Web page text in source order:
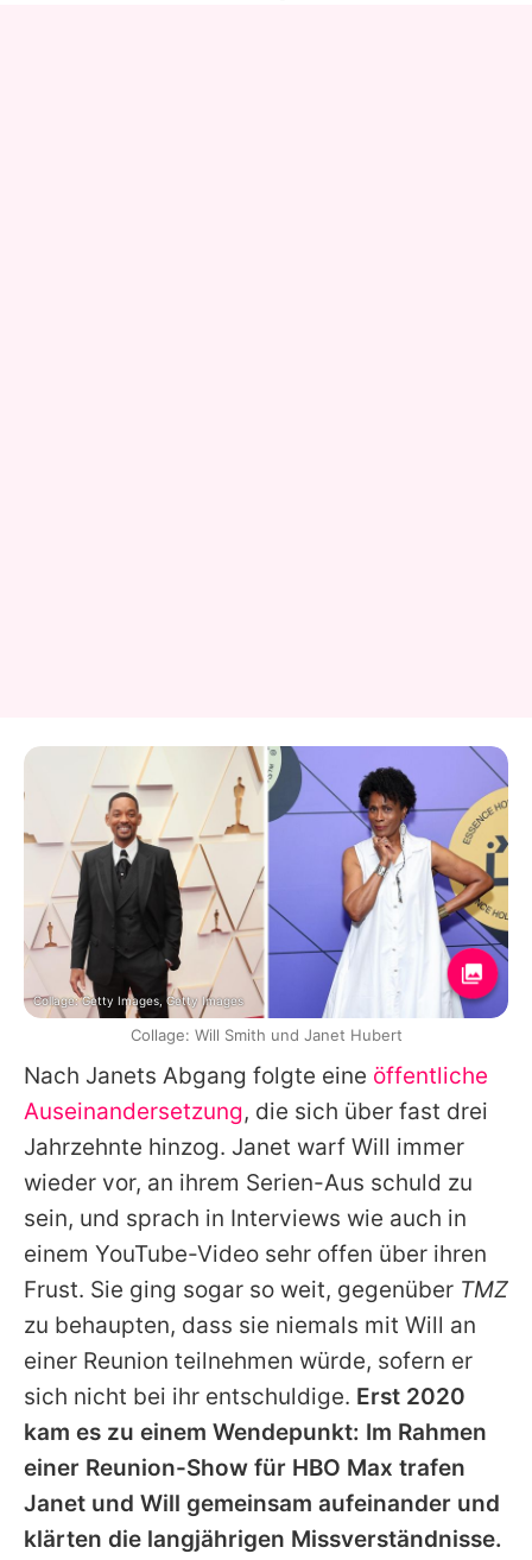
Nach Janets Abgang folgte eine öffentliche
Auseinandersetzung, die sich über fast drei
Jahrzehnte hinzog. Janet warf Will immer
wieder vor, an ihrem Serien-Aus schuld zu
sein, und sprach in Interviews wie auch in
einem YouTube-Video sehr offen über ihren
Frust. Sie ging sogar so weit, gegenüber TMZ
zu behaupten, dass sie niemals mit Will an
einer Reunion teilnehmen würde, sofern er
sich nicht bei ihr entschuldige. Erst 2020
kam es zu einem Wendepunkt: Im Rahmen
einer Reunion-Show für HBO Max trafen
Janet und Will gemeinsam aufeinander und
klärten die langjährigen Missverständnisse.
Collage: Getty Images, Getty Images
Collage: Will Smith und Janet Hubert